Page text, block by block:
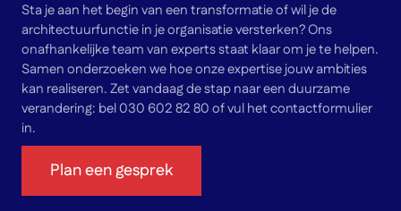
Sta je aan het begin van een transformatie of wil je de
architectuurfunctie in je organisatie versterken? Ons
onafhankelijke team van experts staat klaar om je te helpen.
Samen onderzoeken we hoe onze expertise jouw ambities
kan realiseren. Zet vandaag de stap naar een duurzame
verandering: bel 030 602 82 80 of vul het contactformulier
in.
Plan een gesprek